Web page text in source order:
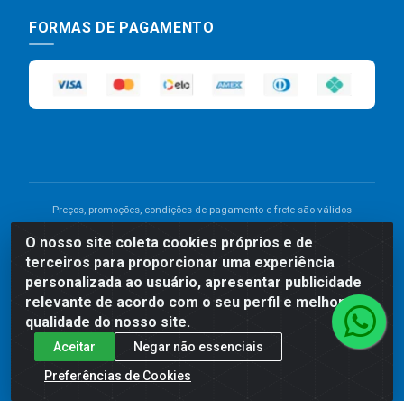
O nosso site coleta cookies próprios e de
terceiros para proporcionar uma experiência
personalizada ao usuário, apresentar publicidade
relevante de acordo com o seu perfil e melhorar a
qualidade do nosso site.
Aceitar
Negar não essenciais
Preferências de Cookies
FORMAS DE PAGAMENTO
Preços, promoções, condições de pagamento e frete são válidos
divergência de preço de um produto, será válido o preço que for
exibido no carrinho de compras do site no momento do pagamento.
As vendas estão sujeitas a análise e disponibilidade do estoque.
Imagens de produtos meramente ilustrativas.
Comercial de Construção 2001 LTDA - Av. Congresso
Eucarístico, 1179 - São José, Carpina - PE - CEP: 55811-
000 - 70.220.389/0001-66